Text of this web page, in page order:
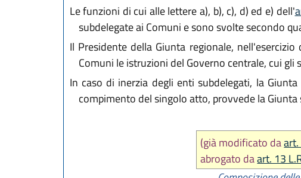
Le funzioni di cui alle lettere a), b), c), d) ed e) dell'
subdelegate ai Comuni e sono svolte secondo
Il Presidente della Giunta regionale,
Comuni le istruzioni del Governo centrale, cui
In caso di inerzia degli enti subdelegati, la
compimento del singolo atto, provvede la Giunta
(già modificato da
abrogato daart. 13